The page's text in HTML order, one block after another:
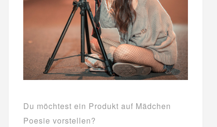
Du möchtest ein Produkt auf Mädchen
Poesie vorstellen?